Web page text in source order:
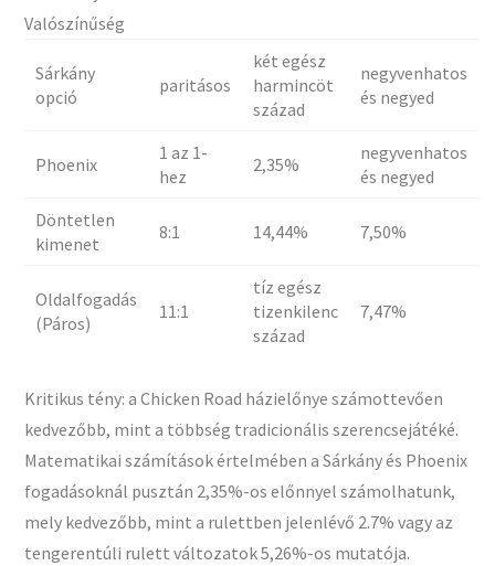
Valószínűség
Sárkány
opció
paritásos
két egész
harmincöt
század
negyvenhatos
és negyed
Phoenix
1 az 1-
hez
2,35%
negyvenhatos
és negyed
Döntetlen
kimenet
8:1 14,44% 7,50%
Oldalfogadás
(Páros)
11:1
tíz egész
tizenkilenc
század
7,47%
Kritikus tény: a Chicken Road házielőnye számottevően
kedvezőbb, mint a többség tradicionális szerencsejátéké.
Matematikai számítások értelmében a Sárkány és Phoenix
fogadásoknál pusztán 2,35%-os előnnyel számolhatunk,
mely kedvezőbb, mint a rulettben jelenlévő 2.7% vagy az
tengerentúli rulett változatok 5,26%-os mutatója.